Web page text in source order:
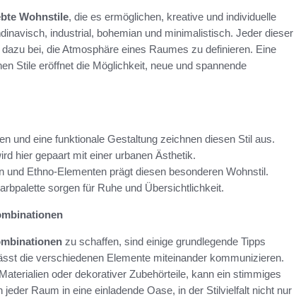
Wohnstile, die es ermöglichen, kreative und individuelle
industrial, bohemian und minimalistisch. Jeder dieser
bei, die Atmosphäre eines Raumes zu definieren. Eine
Stile eröffnet die Möglichkeit, neue und spannende
und eine funktionale Gestaltung zeichnen diesen Stil aus.
hier gepaart mit einer urbanen Ästhetik.
Ethno-Elementen prägt diesen besonderen Wohnstil.
sorgen für Ruhe und Übersichtlichkeit.
zu schaffen, sind einige grundlegende Tipps
die verschiedenen Elemente miteinander kommunizieren.
oder dekorativer Zubehörteile, kann ein stimmiges
Raum in eine einladende Oase, in der Stilvielfalt nicht nur